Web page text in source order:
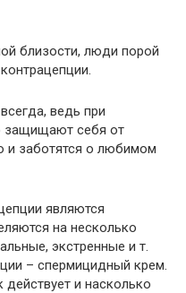
близости, люди порой
ведь при
защищают себя от
и заботятся о любимом
являются
на несколько
экстренные и т.
– спермицидный крем.
и насколько